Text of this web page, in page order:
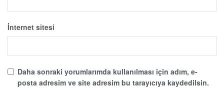
İnternet sitesi
Daha sonraki yorumlarımda kullanılması için adım, e-
posta adresim ve site adresim bu tarayıcıya kaydedilsin.